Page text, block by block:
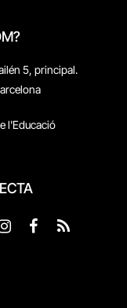
5, principal.
l'Educació
Instagram
Facebook
RSS